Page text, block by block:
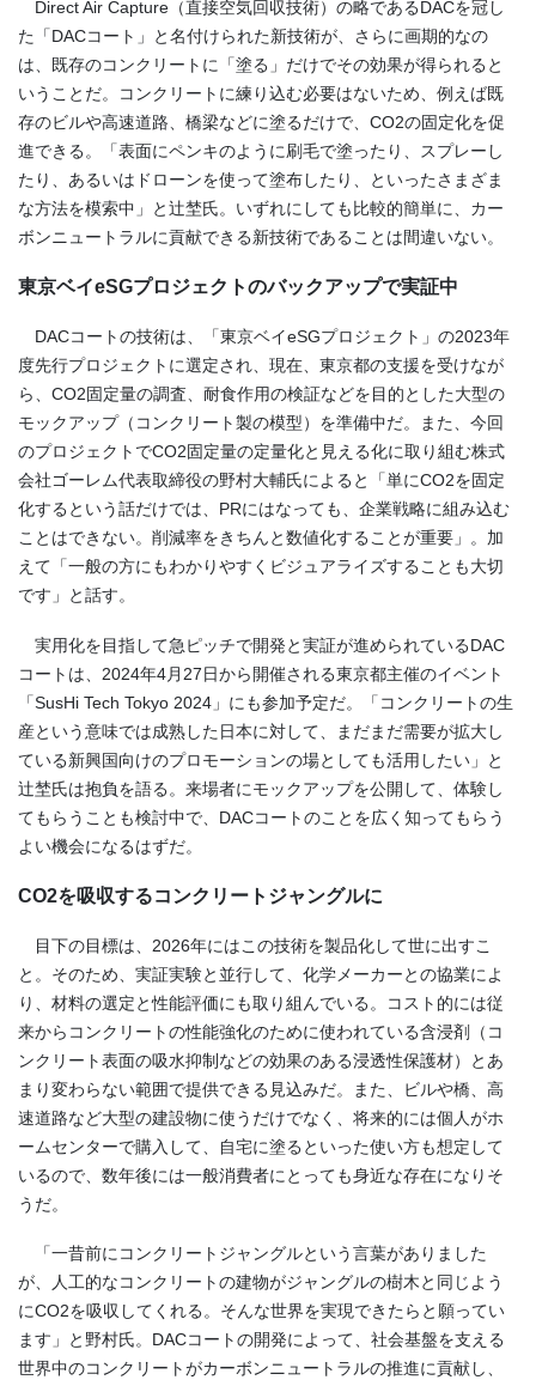
Direct Air Capture（直接空気回収技術）の略であるDACを冠し
た「DACコート」と名付けられた新技術が、さらに画期的なの
は、既存のコンクリートに「塗る」だけでその効果が得られると
いうことだ。コンクリートに練り込む必要はないため、例えば既
存のビルや高速道路、橋梁などに塗るだけで、CO2の固定化を促
進できる。「表面にペンキのように刷毛で塗ったり、スプレーし
たり、あるいはドローンを使って塗布したり、といったさまざま
な方法を模索中」と辻埜氏。いずれにしても比較的簡単に、カー
ボンニュートラルに貢献できる新技術であることは間違いない。
東京ベイeSGプロジェクトのバックアップで実証中
DACコートの技術は、「東京ベイeSGプロジェクト」の2023年
度先行プロジェクトに選定され、現在、東京都の支援を受けなが
ら、 CO2固定量の調査、耐食作用の検証などを目的とした大型の
モックアップ（コンクリート製の模型）を準備中だ。また、今回
のプロジェクトでCO2固定量の定量化と見える化に取り組む株式
会社ゴーレム代表取締役の野村大輔氏によると「単にCO2を固定
化するという話だけでは、 PRにはなっても、企業戦略に組み込む
ことはできない。削減率をきちんと数値化することが重要」。加
えて「一般の方にもわかりやすくビジュアライズすることも大切
です」と話す。
実用化を目指して急ピッチで開発と実証が進められているDAC
コートは、 2024年4月 27日から開催される東京都主催のイベント
「SusHi Tech Tokyo 2024 」にも参加予定だ。「コンクリートの生
産という意味では成熟した日本に対して、まだまだ需要が拡大し
ている新興国向けのプロモーションの場としても活用したい」と
辻埜氏は抱負を語る。来場者にモックアップを公開して、体験し
てもらうことも検討中で、 DACコートのことを広く知ってもらう
よい機会になるはずだ。
CO2を吸収するコンクリートジャングルに
目下の目標は、2026年にはこの技術を製品化して世に出すこ
と。そのため、実証実験と並行して、化学メーカーとの協業によ
り、材料の選定と性能評価にも取り組んでいる。コスト的には従
来からコンクリートの性能強化のために使われている含浸剤（コ
ンクリート表面の吸水抑制などの効果のある浸透性保護材）とあ
まり変わらない範囲で提供できる見込みだ。また、ビルや橋、高
速道路など大型の建設物に使うだけでなく、将来的には個人がホ
ームセンターで購入して、自宅に塗るといった使い方も想定して
いるので、数年後には一般消費者にとっても身近な存在になりそ
うだ。
「一昔前にコンクリートジャングルという言葉がありました
が、人工的なコンクリートの建物がジャングルの樹木と同じよう
にCO2を吸収してくれる。そんな世界を実現できたらと願ってい
ます」と野村氏。DACコートの開発によって、社会基盤を支える
世界中のコンクリートがカーボンニュートラルの推進に貢献し、